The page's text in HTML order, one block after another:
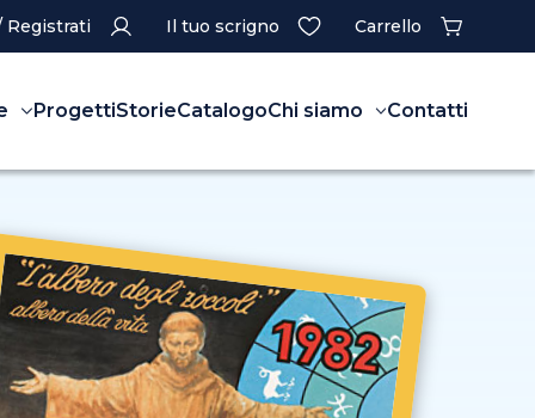
Registrati Il tuo scrigno Carrello
ProgettiStorieCatalogoChi siamo Contatti